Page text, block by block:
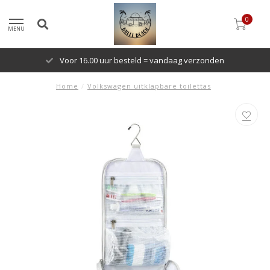
MENU
0
Voor 16.00 uur besteld = vandaag verzonden
Home / Volkswagen uitklapbare toilettas